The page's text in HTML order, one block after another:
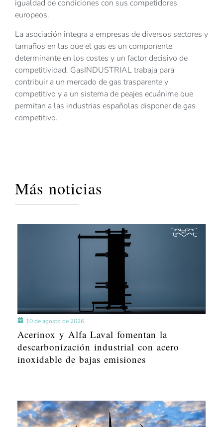
igualdad de condiciones con sus competidores
europeos.
La asociación integra a empresas de diversos sectores y
tamaños en las que el gas es un componente
determinante en los costes y un factor decisivo de
competitividad. GasINDUSTRIAL trabaja para
contribuir a un mercado de gas trasparente y
competitivo y a un sistema de peajes ecuánime que
permitan a las industrias españolas disponer de gas
competitivo.
Más noticias
10 de agosto de 2026
Acerinox y Alfa Laval fomentan la
descarbonización industrial con acero
inoxidable de bajas emisiones